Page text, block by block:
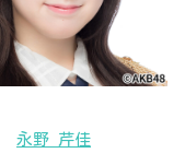
永野 芹佳